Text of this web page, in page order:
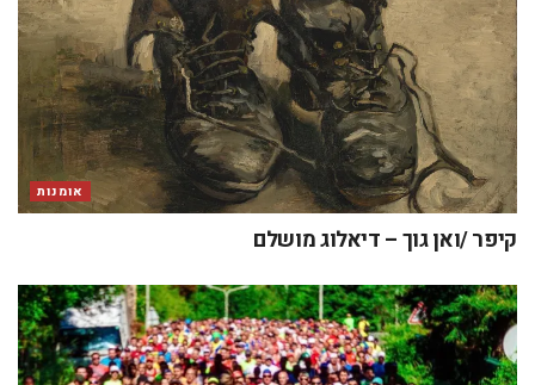
אומנות
קיפר /ואן גוך – דיאלוג מושלם